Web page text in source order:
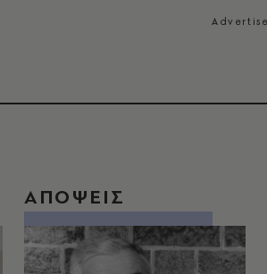
ΑΠΟΨΕΙΣ